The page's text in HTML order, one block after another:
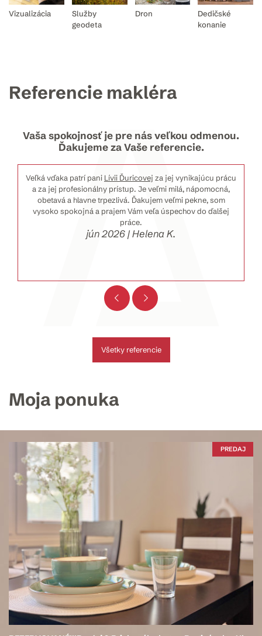
Vizualizácia
Služby
geodeta
Dron
Dedičské
konanie
Referencie makléra
Vaša spokojnosť je pre nás veľkou odmenou.
Ďakujeme za Vaše referencie.
Veľká vďaka patrí pani Lívii Ďuricovej za jej vynikajúcu prácu
a za jej profesionálny prístup. Je veľmi milá, nápomocná,
obetavá a hlavne trpezlivá. Ďakujem veľmi pekne, som
vysoko spokojná a prajem Vám veľa úspechov do ďalšej
práce.
jún 2026 | Helena K.
Všetky referencie
Moja ponuka
PREDAJ